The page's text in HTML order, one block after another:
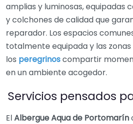
amplias y luminosas, equipadas
y colchones de calidad que
reparador. Los espacios
totalmente equipada y las
los peregrinoscompartir
en un ambiente acogedor.
Servicios pensados
ElAlbergue Aqua de Portomarín